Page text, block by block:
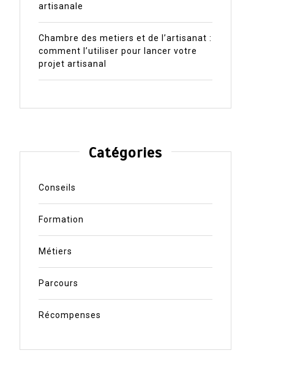
artisanale
Chambre des metiers et de l’artisanat :
comment l’utiliser pour lancer votre
projet artisanal
Catégories
Conseils
Formation
Métiers
Parcours
Récompenses